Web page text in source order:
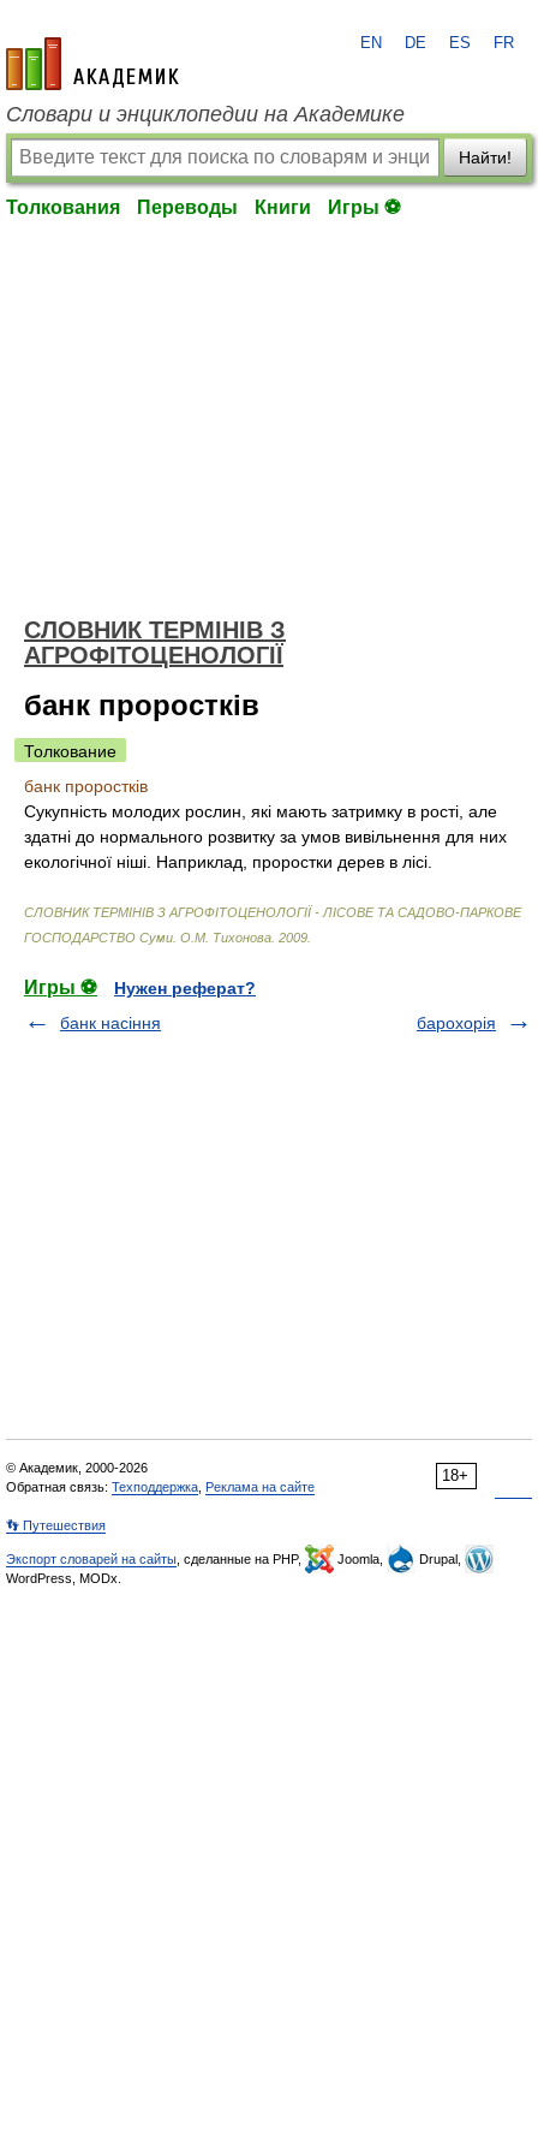
academic.ru
EN DE ES FR
Словари и энциклопедии на Академике
Найти!
Толкования Переводы Книги Игры ⚽
СЛОВНИК ТЕРМІНІВ З
АГРОФІТОЦЕНОЛОГІЇ
банк проростків
Толкование
банк проростків
Сукупність молодих рослин, які мають затримку в рості, але
здатні до нормального розвитку за умов вивільнення для них
екологічної ніші. Наприклад, проростки дерев в лісі.
СЛОВНИК ТЕРМІНІВ З АГРОФІТОЦЕНОЛОГІЇ - ЛІСОВЕ ТА САДОВО-ПАРКОВЕ
ГОСПОДАРСТВО Суми О.М. Тихонова 2009
Игры ⚽
Нужен реферат?
банк насіння
барохорія
18+
© Академик, 2000-2026
Обратная связь: Техподдержка Реклама на сайте
👣 Путешествия
Экспорт словарей на сайты , сделанные на PHP, Joomla,
Drupal,
WordPress, MODx.